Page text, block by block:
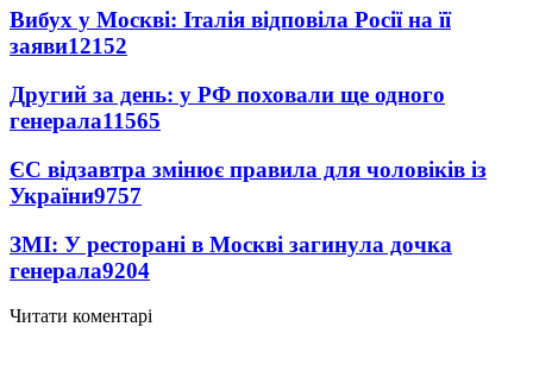
Вибух у Москві: Італія відповіла Росії на її
заяви12152
Другий за день: у РФ поховали ще одного
генерала11565
ЄС відзавтра змінює правила для чоловіків із
України9757
ЗМІ: У ресторані в Москві загинула дочка
генерала9204
Читати коментарі